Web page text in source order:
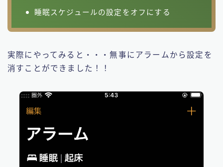
睡眠スケジュールの設定をオフにする
実際にやってみると・・・無事にアラームから設定を
消すことができました！！